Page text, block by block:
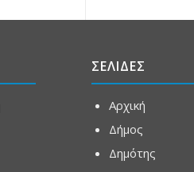
ΣΕΛΙΔΕΣ
Αρχική
Δήμος
Δημότης